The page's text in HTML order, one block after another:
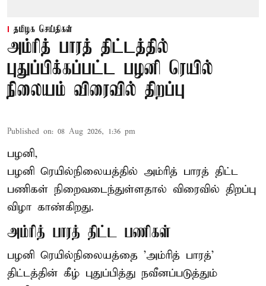
தமிழக செய்திகள்
அம்ரித் பாரத் திட்டத்தில்
புதுப்பிக்கப்பட்ட பழனி ரெயில்
நிலையம் விரைவில் திறப்பு
Published on: 08 Aug 2026, 1:36 pm
பழனி,
பழனி ரெயில்நிலையத்தில் அம்ரித் பாரத் திட்ட
பணிகள் நிறைவடைந்துள்ளதால் விரைவில் திறப்பு
விழா காண்கிறது.
அம்ரித் பாரத் திட்ட பணிகள்
பழனி ரெயில்நிலையத்தை 'அம்ரித் பாரத்'
திட்டத்தின் கீழ் புதுப்பித்து நவீனப்படுத்தும்